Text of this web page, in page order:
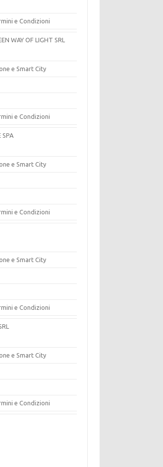
e Condizioni
WAY OF LIGHT SRL
e Smart City
e Condizioni
SPA
e Smart City
e Condizioni
e Smart City
e Condizioni
e Smart City
e Condizioni